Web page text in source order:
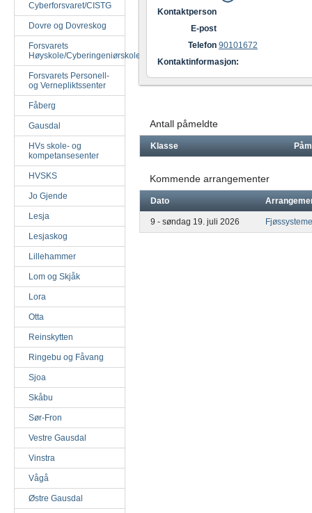
Cyberforsvaret/CISTG
Dovre og Dovreskog
Forsvarets
Høyskole/Cyberingeniørskolen
Forsvarets Personell-
og Vernepliktssenter
Fåberg
Gausdal
HVs skole- og
kompetansesenter
HVSKS
Jo Gjende
Lesja
Lesjaskog
Lillehammer
Lom og Skjåk
Lora
Otta
Reinskytten
Ringebu og Fåvang
Sjoa
Skåbu
Sør-Fron
Vestre Gausdal
Vinstra
Vågå
Østre Gausdal
Kontaktperson
E-post
Telefon 90101672
Kontaktinformasjon:
Antall påmeldte
Klasse
Kommende arrangementer
Dato
9 - søndag 19. juli 2026